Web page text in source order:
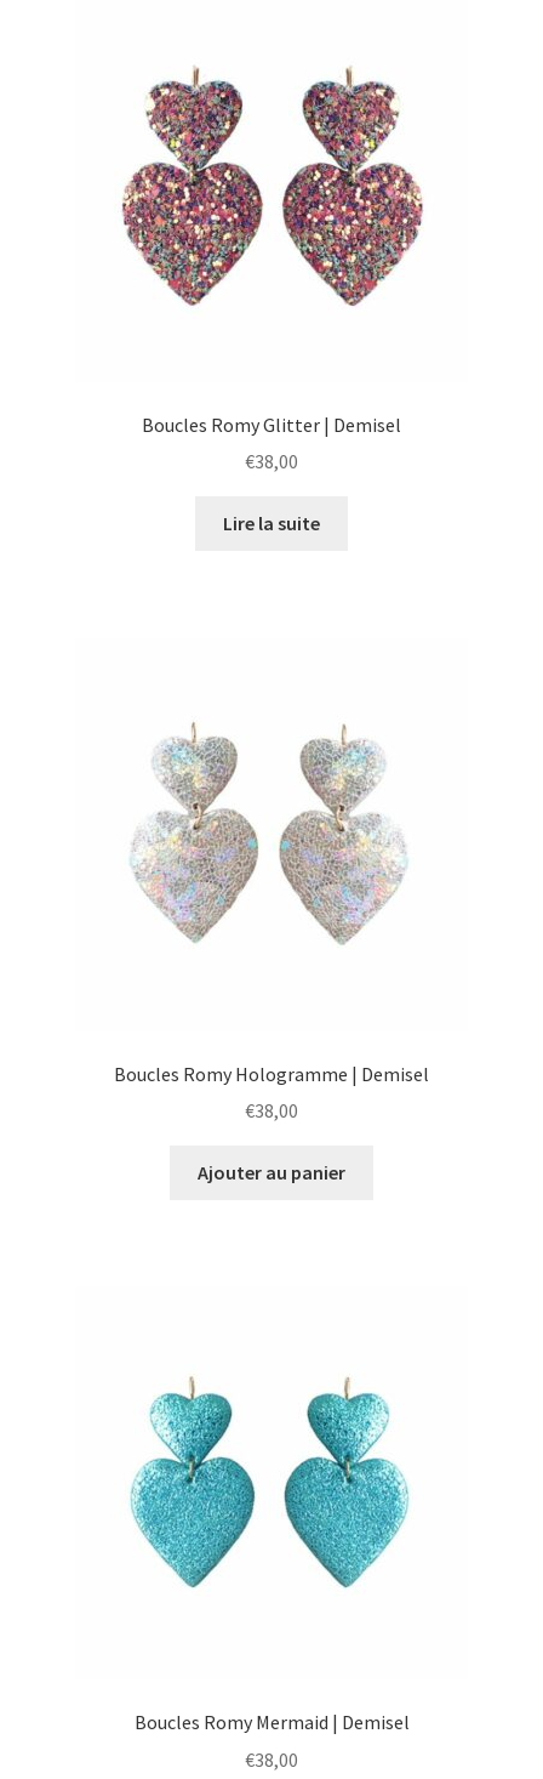
Boucles Romy Glitter | Demisel
€38,00
Lire la suite
Boucles Romy Hologramme | Demisel
€38,00
Ajouter au panier
Boucles Romy Mermaid | Demisel
€38,00